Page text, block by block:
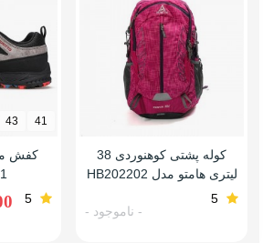
کوله پشتی کوهنوردی 38
لیتری هامتو مدل HB202202
5
- ناموجود -
41
43
کفش
5